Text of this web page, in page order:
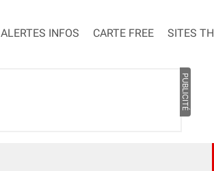
ALERTES INFOS CARTE FREE SITES
PUBLICITÉ